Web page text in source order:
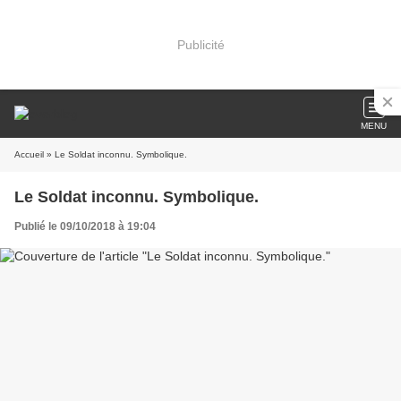
Publicité
MENU
Accueil » Le Soldat inconnu. Symbolique.
Le Soldat inconnu. Symbolique.
Publié le 09/10/2018 à 19:04